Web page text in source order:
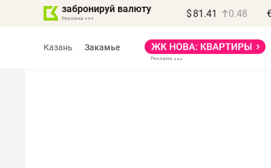
забронируй валюту $ 81.41 0.48
Казань Закамье